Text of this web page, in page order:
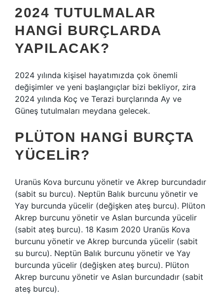
2024 TUTULMALAR
HANGI BURÇLARDA
YAPILACAK?
2024 yılında kişisel hayatımızda çok önemli
değişimler ve yeni başlangıçlar bizi bekliyor, zira
2024 yılında Koç ve Terazi burçlarında Ay ve
Güneş tutulmaları meydana gelecek.
PLÜTON HANGI BURÇTA
YÜCELIR?
Uranüs Kova burcunu yönetir ve Akrep burcundadır
(sabit su burcu). Neptün Balık burcunu yönetir ve
Yay burcunda yücelir (değişken ateş burcu). Plüton
Akrep burcunu yönetir ve Aslan burcunda yücelir
(sabit ateş burcu). 18 Kasım 2020 Uranüs Kova
burcunu yönetir ve Akrep burcunda yücelir (sabit
su burcu). Neptün Balık burcunu yönetir ve Yay
burcunda yücelir (değişken ateş burcu). Plüton
Akrep burcunu yönetir ve Aslan burcundadır (sabit
ateş burcu).